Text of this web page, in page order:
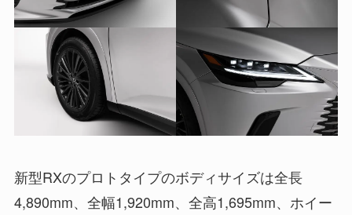
新型RXのプロトタイプのボディサイズは全長
4,890mm、全幅1,920mm、全高1,695mm、ホイー